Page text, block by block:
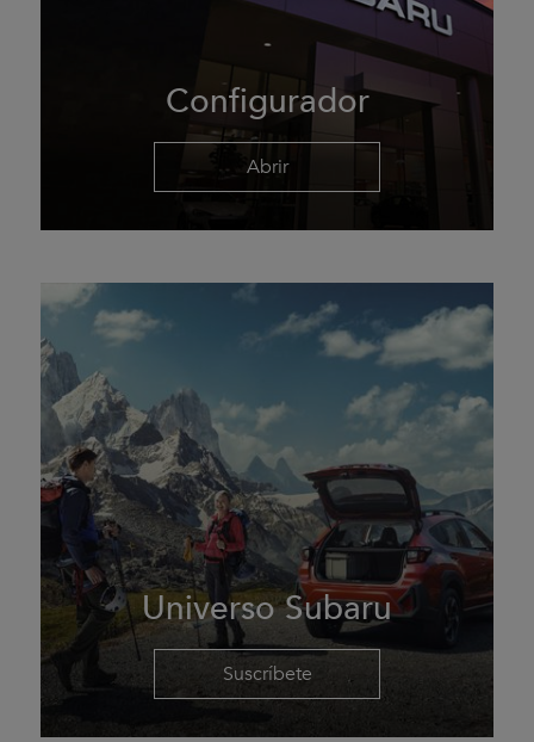
Configurador
Abrir
Universo Subaru
Suscríbete